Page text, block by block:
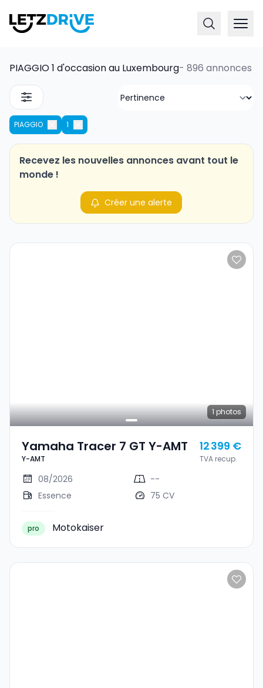
PIAGGIO 1 d'occasion au Luxembourg- 896 annonces
PIAGGIO 1
Recevez les nouvelles annonces avant tout le
monde !
Créer une alerte
1 photos
Yamaha Tracer 7 GT Y-AMT
Y-AMT
12 399 €
TVA recup.
08/2026
--
Essence
75 CV
pro Motokaiser